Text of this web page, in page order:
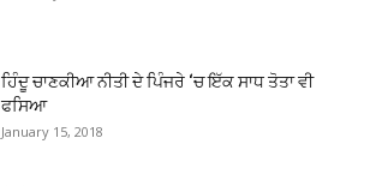
ਹਿੰਦੂ ਚਾਣਕੀਆ ਨੀਤੀ ਦੇ ਪਿੰਜਰੇ ‘ਚ ਇੱਕ ਸਾਧ ਤੋਤਾ ਵੀ
ਫਸਿਆ
January 15, 2018